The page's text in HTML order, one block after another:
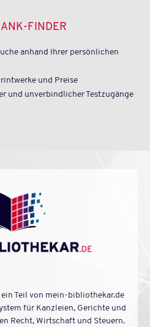
FINDER
anhand Ihrer persönlichen
und Preise
und unverbindlicher Testzugänge
Bibliothekssoftware
Teil von mein-bibliothekar.de
für Kanzleien, Gerichte und
Recht, Wirtschaft und Steuern.